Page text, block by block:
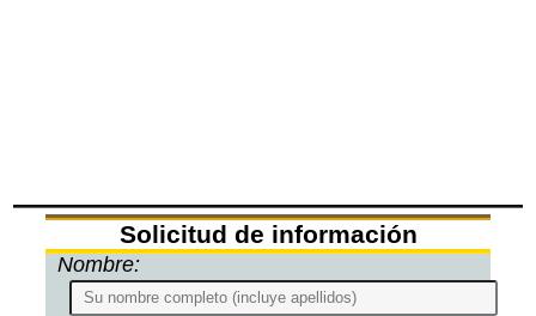
Solicitud de información
Nombre: